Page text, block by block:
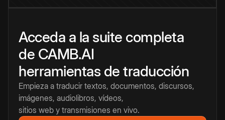
Acceda a la suite completa
de CAMB.AI
herramientas de traducción
Empieza a traducir textos, documentos, discursos,
imágenes, audiolibros, vídeos,
sitios web y transmisiones en vivo.